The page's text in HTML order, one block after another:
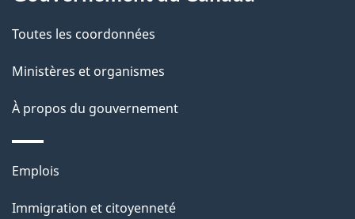
l
s
d
e
l
a
de
ce
site
Toutes les coordonnées
Ministères et organismes
À propos du gouvernement
Thèmes
Emplois
Immigration et citoyenneté